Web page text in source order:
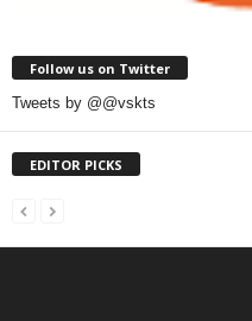
Follow us on Twitter
Tweets by @@vskts
EDITOR PICKS